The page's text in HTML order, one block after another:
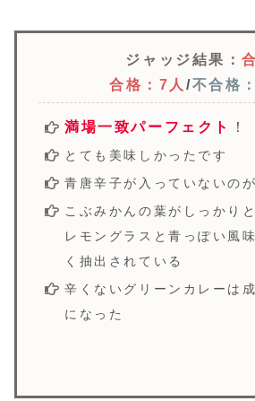
ジャッジ結果：
合格：7人 /不合格
満場一致パーフェクト ！
とても美味しかったです
青唐辛子が入っていないの
こぶみかんの葉がしっかり
レモングラスと青っぽい風
く抽出されている
辛くないグリーンカレーは
になった